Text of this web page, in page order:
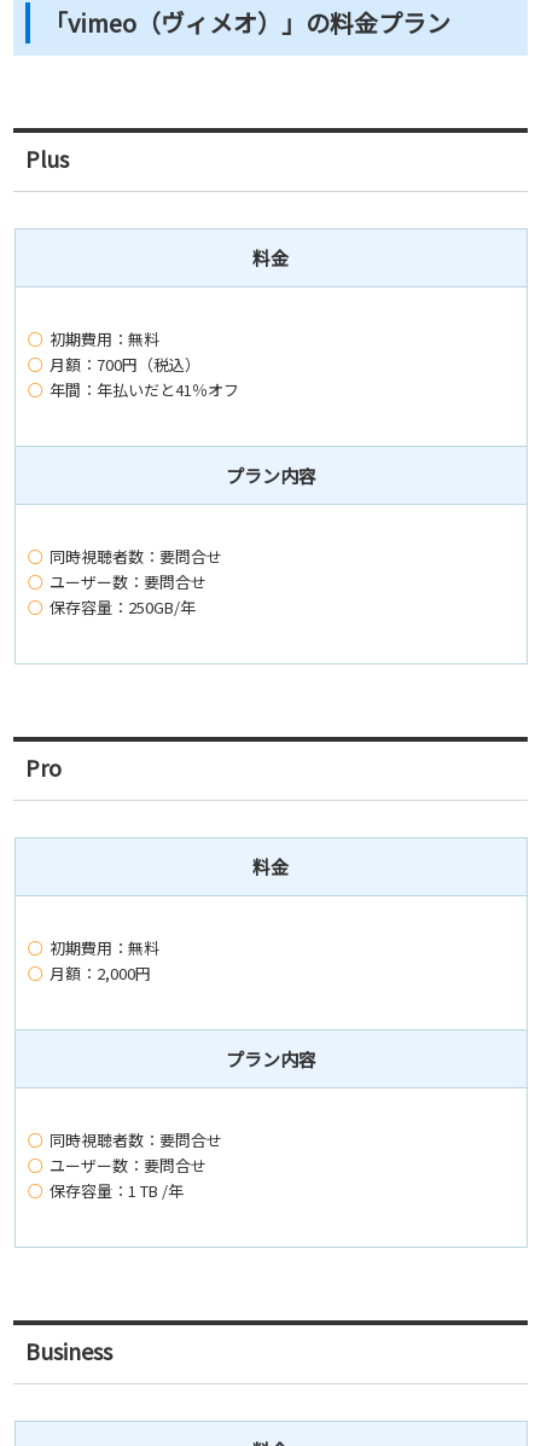
「vimeo（ヴィメオ）」の料金プラン
Plus
料金
初期費用：無料
月額：700円（税込）
年間：年払いだと41％オフ
プラン内容
同時視聴者数：要問合せ
ユーザー数：要問合せ
保存容量：250GB/年
Pro
料金
初期費用：無料
月額：2,000円
プラン内容
同時視聴者数：要問合せ
ユーザー数：要問合せ
保存容量：1 TB /年
Business